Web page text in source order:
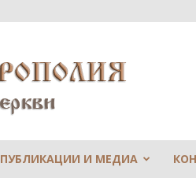
ПУБЛИКАЦИИ И МЕДИА